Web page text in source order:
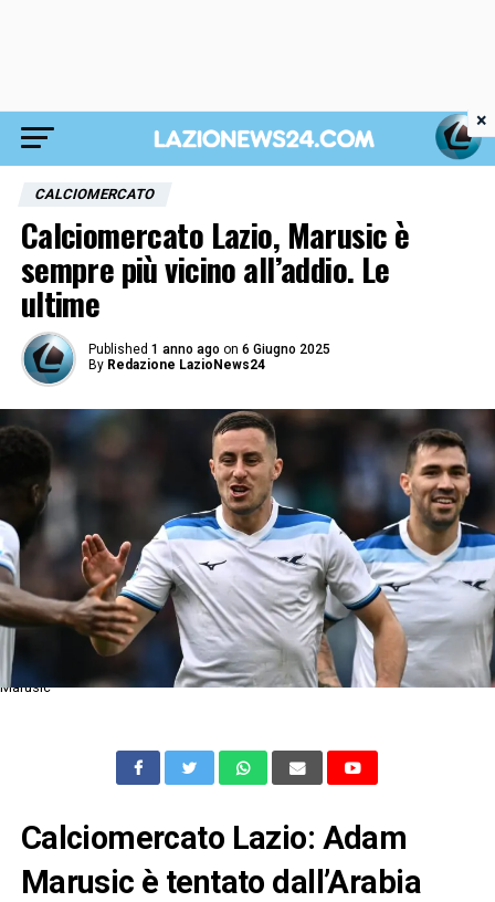
CALCIOMERCATO
Calciomercato Lazio, Marusic è
sempre più vicino all’addio. Le
ultime
Published 1 anno ago on 6 Giugno 2025
By Redazione LazioNews24
Marusic
Calciomercato Lazio: Adam
Marusic è tentato dall’Arabia
×